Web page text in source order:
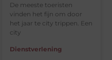
De meeste toeristen
vinden het fijn om door
het jaar te city trippen. Een
city
Dienstverlening